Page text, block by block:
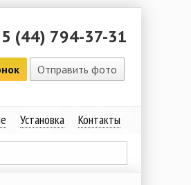
(44) 794-37-31
Отправить фото
Установка Контакты